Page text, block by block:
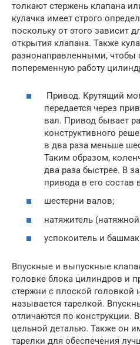
толкают стержень клапана
кулачка имеет строго
поскольку от этого зависит
открытия клапана. Также
разнонаправленными, чтобы
попеременную работу
Привод. Крутящий
передается через
вал. Привод бывает
конструктивного
в два раза меньше
Таким образом,
два раза быстрее. В
привода в его состав
шестерни валов;
натяжитель
успокоитель и
Впускные и выпускные
головке блока цилиндров и
стержни с плоской головкой
называется тарелкой.
отличаются по конструкции.
цельной деталью. Также он
тарелки для обеспечения